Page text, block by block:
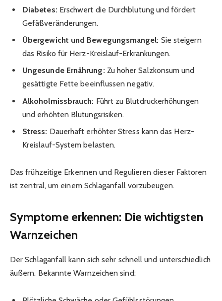
Diabetes: Erschwert die Durchblutung und fördert
Gefäßveränderungen.
Übergewicht und Bewegungsmangel: Sie steigern
das Risiko für Herz-Kreislauf-Erkrankungen.
Ungesunde Ernährung: Zu hoher Salzkonsum und
gesättigte Fette beeinflussen negativ.
Alkoholmissbrauch: Führt zu Blutdruckerhöhungen
und erhöhten Blutungsrisiken.
Stress: Dauerhaft erhöhter Stress kann das Herz-
Kreislauf-System belasten.
Das frühzeitige Erkennen und Regulieren dieser Faktoren
ist zentral, um einem Schlaganfall vorzubeugen.
Symptome erkennen: Die wichtigsten
Warnzeichen
Der Schlaganfall kann sich sehr schnell und unterschiedlich
äußern. Bekannte Warnzeichen sind: